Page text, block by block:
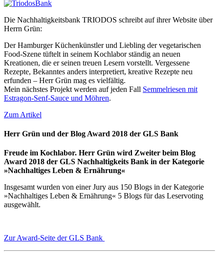
Die Nachhaltigkeitsbank TRIODOS schreibt auf ihrer Website über
Herrn Grün:
Der Hamburger Küchenkünstler und Liebling der vegetarischen
Food-Szene tüftelt in seinem Kochlabor ständig an neuen
Kreationen, die er seinen treuen Lesern vorstellt. Vergessene
Rezepte, Bekanntes anders interpretiert, kreative Rezepte neu
erfunden – Herr Grün mag es vielfältig.
Mein nächstes Projekt werden auf jeden Fall Semmelriesen mit
Estragon-Senf-Sauce und Möhren.
Zum Artikel
Herr Grün und der Blog Award 2018 der GLS Bank
Freude im Kochlabor. Herr Grün wird Zweiter beim Blog
Award 2018 der GLS Nachhaltigkeits Bank in der Kategorie
»Nachhaltiges Leben & Ernährung«
Insgesamt wurden von einer Jury aus 150 Blogs in der Kategorie
»Nachhaltiges Leben & Ernährung« 5 Blogs für das Leservoting
ausgewählt.
Zur Award-Seite der GLS Bank